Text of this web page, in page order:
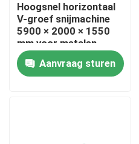
Hoogsnel horizontaal
V-groef snijmachine
5900 × 2000 × 1550
mm voor metalen
panelen
Aanvraag sturen